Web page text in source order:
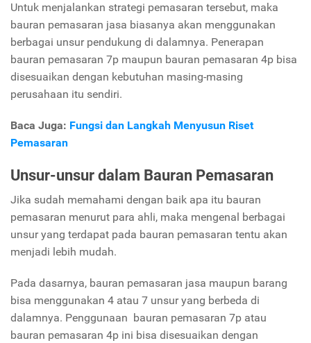
Untuk menjalankan strategi pemasaran tersebut, maka
bauran pemasaran jasa biasanya akan menggunakan
berbagai unsur pendukung di dalamnya. Penerapan
bauran pemasaran 7p maupun bauran pemasaran 4p bisa
disesuaikan dengan kebutuhan masing-masing
perusahaan itu sendiri.
Baca Juga: Fungsi dan Langkah Menyusun Riset
Pemasaran
Unsur-unsur dalam Bauran Pemasaran
Jika sudah memahami dengan baik apa itu bauran
pemasaran menurut para ahli, maka mengenal berbagai
unsur yang terdapat pada bauran pemasaran tentu akan
menjadi lebih mudah.
Pada dasarnya, bauran pemasaran jasa maupun barang
bisa menggunakan 4 atau 7 unsur yang berbeda di
dalamnya. Penggunaan bauran pemasaran 7p atau
bauran pemasaran 4p ini bisa disesuaikan dengan